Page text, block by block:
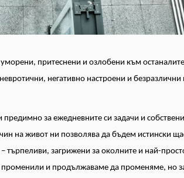
притеснени и озлобени към
негативно настроени и безразлични
за ежедневните си задачи и
на живот ни позволява да бъдем истински
търпеливи, загрижени за околните и най-
и продължаваме да променяме, но